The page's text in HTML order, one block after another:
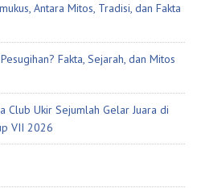
Antara Mitos, Tradisi, dan Fakta
Fakta, Sejarah, dan Mitos
Club Ukir Sejumlah Gelar Juara di
VII 2026